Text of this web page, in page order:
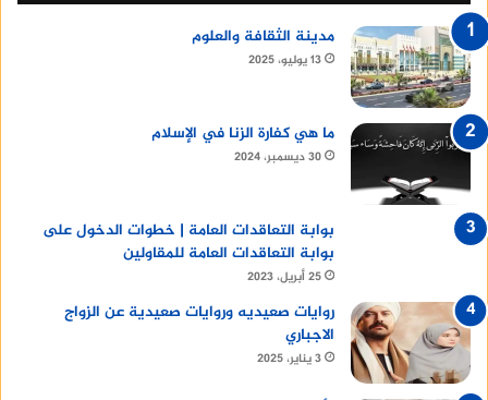
مدينة الثقافة والعلوم
13 يوليو، 2025
ما هي كفارة الزنا في الإسلام
30 ديسمبر، 2024
بوابة التعاقدات العامة | خطوات الدخول على
بوابة التعاقدات العامة للمقاولين
25 أبريل، 2023
روايات صعيديه وروايات صعيدية عن الزواج
الاجباري
3 يناير، 2025